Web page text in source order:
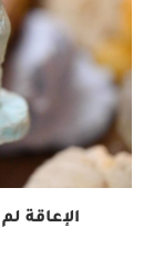
الإعاقة